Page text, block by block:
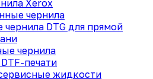
Xerox
чернила
чернила DTG для прямой
чернила
печати
жидкости